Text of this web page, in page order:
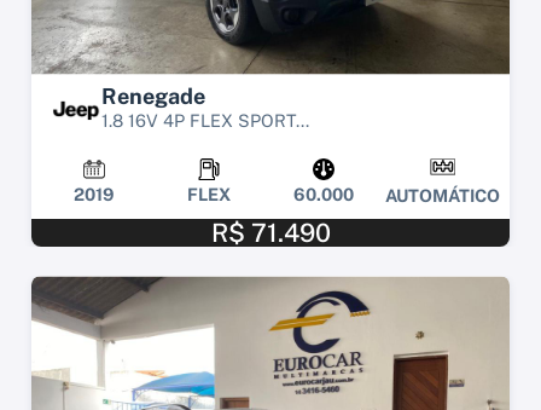
Renegade
1.8 16V 4P FLEX SPORT...
2019 FLEX 60.000 AUTOMÁTICO
R$ 71.490